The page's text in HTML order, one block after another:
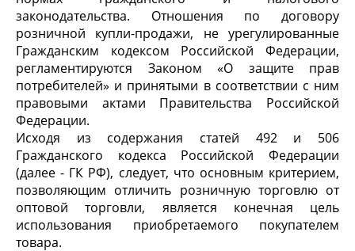
законодательства. Отношения по договору
розничной купли-продажи, не урегулированные
Гражданским кодексом Российской Федерации,
регламентируются Законом «О защите прав
потребителей» и принятыми в соответствии с ним
правовыми актами Правительства Российской
Федерации.
Исходя из содержания статей 492 и 506
Гражданского кодекса Российской Федерации
(далее - ГК РФ), следует, что основным критерием,
позволяющим отличить розничную торговлю от
оптовой торговли, является конечная цель
использования приобретаемого покупателем
товара.